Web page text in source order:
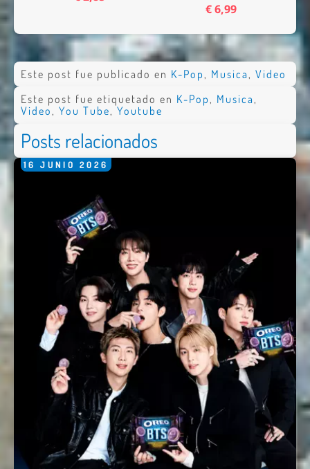
€ 6,99
Este post fue publicado en K-Pop , Musica , Video
Este post fue etiquetado en K-Pop , Musica ,
Video , You Tube,Youtube
Posts relacionados
16 JUNIO 2026